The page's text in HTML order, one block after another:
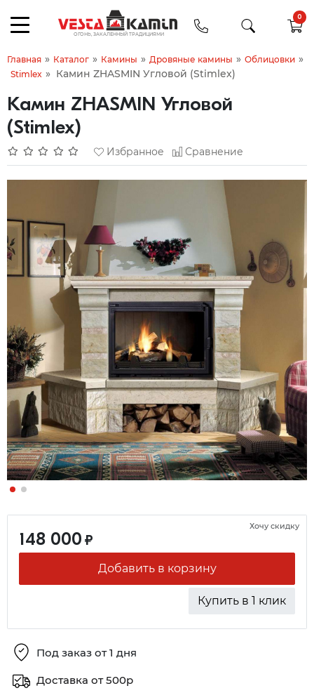
0
Главная » Каталог » Камины » Дровяные камины » Облицовки »
Stimlex » Камин ZHASMIN Угловой (Stimlex)
Камин ZHASMIN Угловой
(Stimlex)
Избранное Сравнение
148 000 ₽
Добавить в корзину
Купить в 1 клик
Хочу скидку
Под заказ от 1 дня
Доставка от 500р